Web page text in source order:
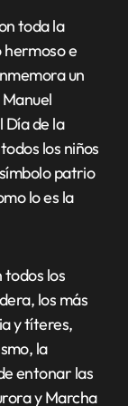
toda la
hermoso e
un
Día de la
los niños
patrio
lo es la
los
los más
y títeres,
la
entonar las
y Marcha